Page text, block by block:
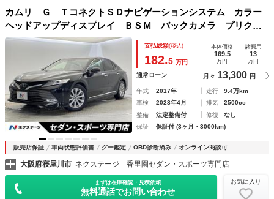
カムリ Ｇ ＴコネクトＳＤナビゲーションシステム カラー
ヘッドアップディスプレイ ＢＳＭ バックカメラ プリクラ
ッシュセーフティ セーフティセンスＰ 純正１７インチアル
ミ パワーシート ＬＥＤヘッドライト
支払総額(税込)
182.5 万円
本体価格
169.5
万円
諸費用
13
万円
通常ローン 月々 13,300 円
年式 2017年 走行
9.4万km
車検
2028年4月 排気
2500cc
整備
法定整備付 修復
なし
保証
保証付 (3ヶ月・3000km)
販売店保証 車両状態評価書 グー鑑定 OBD診断済み オンライン商談可
大阪府寝屋川市 ネクステージ 香里園セダン・スポーツ専門店
まずは在庫確認・見積依頼
無料通話でお問い合わせ
お気に入り